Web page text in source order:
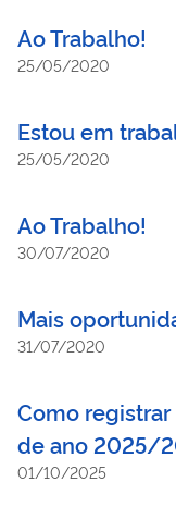
fazer um acolhimento.
Ao Trabalho!
25/05/2020
Estou em
25/05/2020
Ao Trabalho!
30/07/2020
Mais
31/07/2020
Como
de ano 2025/
01/10/2025